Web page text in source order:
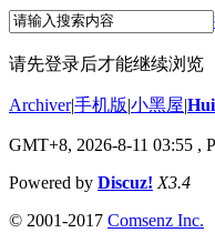
请先登录后才能继续浏览
Archiver|手机版|小黑屋|
GMT+8, 2026-8-11 03:55 ,
Powered by Discuz! X3.4
© 2001-2017 Comsenz Inc.